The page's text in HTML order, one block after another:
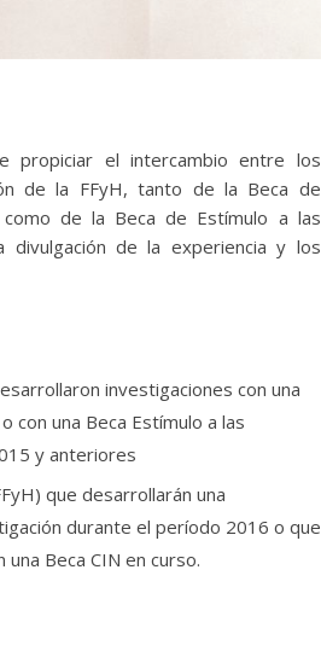
propiciar el intercambio entre los
de la FFyH, tanto de la Beca de
de la Beca de Estímulo a las
divulgación de la experiencia y los
investigaciones con una
con una Beca Estímulo a las
y anteriores
que desarrollarán una
durante el período 2016 o que
Beca CIN en curso.